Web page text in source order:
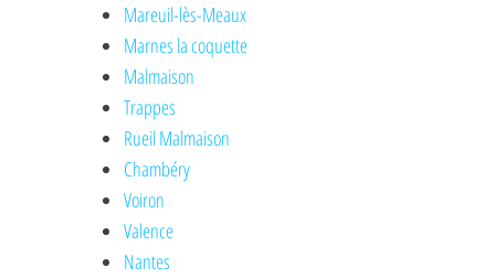
Mareuil-lès-Meaux
Marnes la coquette
Malmaison
Trappes
Rueil Malmaison
Chambéry
Voiron
Valence
Nantes